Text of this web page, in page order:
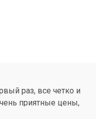
при загрузке
раз, все четко и
приятные цены,